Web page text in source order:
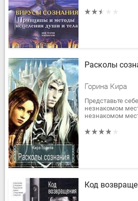
заболевания.
Расколы
Горина Кира
Представьте
незнакомом
незнакомом
хуже? Только
Код